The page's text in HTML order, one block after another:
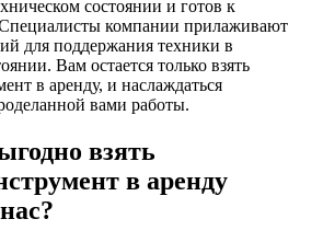
состоянии и готов к
компании прилаживают
для поддержания техники в
Вам остается только взять
в аренду, и наслаждаться
вами работы.
взять
в аренду